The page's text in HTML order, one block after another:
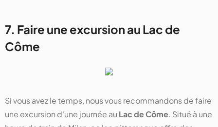
7. Faire une excursion au Lac de
Côme
Si vous avez le temps, nous vous recommandons de faire
une excursion d'une journée au Lac de Côme. Situé à une